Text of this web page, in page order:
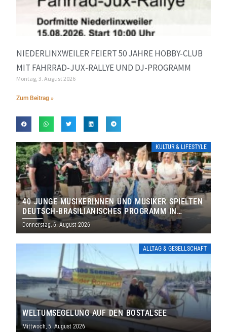
NIEDERLINXWEILER FEIERT 50 JAHRE HOBBY-CLUB
MIT FAHRRAD-JUX-RALLYE UND DJ-PROGRAMM
Montag, 3. August 2026
Zum Beitrag »
KULTUR & LIFESTYLE
40 JUNGE MUSIKERINNEN UND MUSIKER SPIELTEN
DEUTSCH-BRASILIANISCHES PROGRAMM IN
THOLEY
Donnerstag, 6. August 2026
ALLTAG & GESELLSCHAFT
WELTUMSEGELUNG AUF DEN BOSTALSEE
Mittwoch, 5. August 2026